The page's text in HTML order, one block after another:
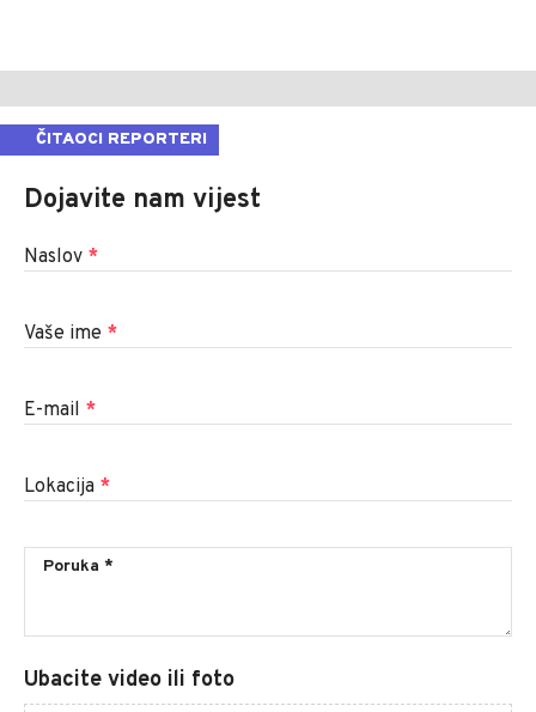
ČITAOCI REPORTERI
Dojavite nam vijest
Naslov *
Vaše ime *
E-mail *
Lokacija *
Ubacite video ili foto